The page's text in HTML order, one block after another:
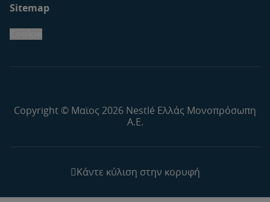
Sitemap
Copyright © Μαϊος 2026 Nestlé Ελλάς Μονοπρόσωπη
Α.Ε.
Κάντε κύλιση στην κορυφή